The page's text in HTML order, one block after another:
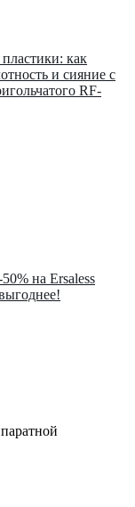
как
и сияние с
RF-
на Ersaless